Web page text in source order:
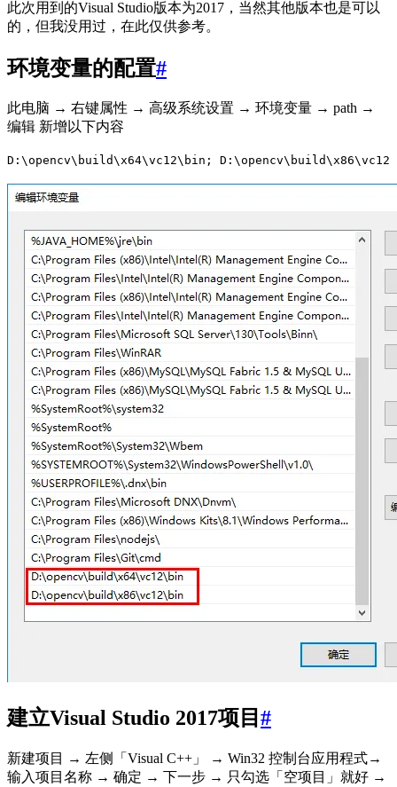
此次用到的Visual Studio版本为2017，当然其他版本也是可以
的，但我没用过，在此仅供参考。
环境变量的配置#
此电脑 → 右键属性 → 高级系统设置 → 环境变量 → path →
编辑 新增以下内容
D:\opencv\build\x64\vc12\bin;
建立Visual Studio 2017项目 #
新建项目 → 左侧「Visual C++」 → Win32 控制台应用程式→
输入项目名称 → 确定 → 下一步 → 只勾选「空项目」就好 →